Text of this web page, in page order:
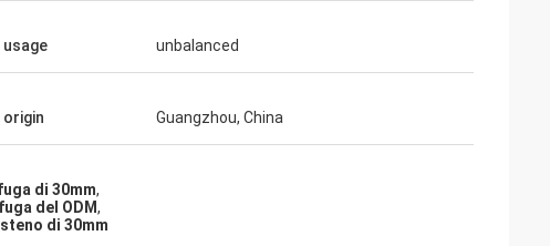
usage unbalanced
origin Guangzhou, China
di 30mm,
del ODM,
di 30mm